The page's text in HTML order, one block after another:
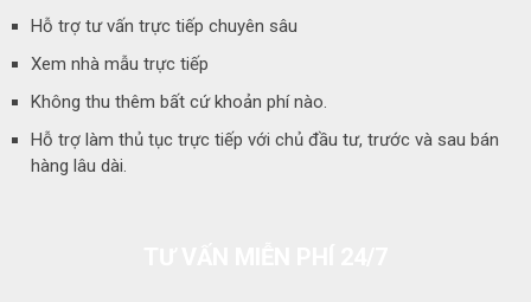
Hỗ trợ tư vấn trực tiếp chuyên sâu
Xem nhà mẫu trực tiếp
Không thu thêm bất cứ khoản phí nào.
Hỗ trợ làm thủ tục trực tiếp với chủ đầu tư, trước và sau bán
hàng lâu dài.